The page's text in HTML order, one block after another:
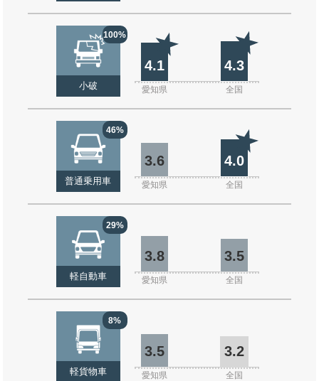
100%
小破
4.1 4.3
愛知県 全国
46%
普通乗用車
3.6 4.0
愛知県 全国
29%
軽自動車
3.8 3.5
愛知県 全国
8%
軽貨物車
3.5 3.2
愛知県 全国